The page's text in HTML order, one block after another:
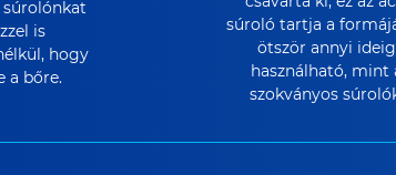
is
hogy
a bőre.
súroló tartja a
ötször annyi ideig
használható, mint
szokványos